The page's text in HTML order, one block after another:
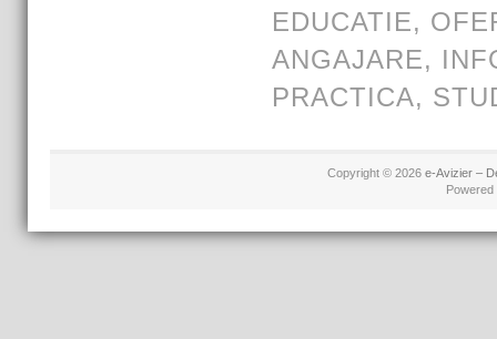
EDUCATIE,
ANGAJARE,
PRACTICA,
Copyright © 2026 e-Avizier –